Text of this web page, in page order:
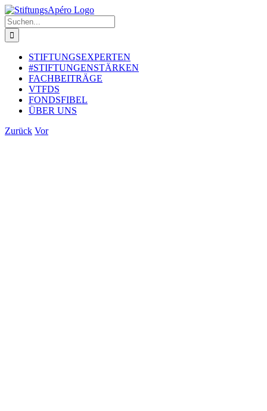
Zum
Inhalt
springen
Suche
nach:
STIFTUNGSEXPERTEN
#STIFTUNGENSTÄRKEN
FACHBEITRÄGE
VTFDS
FONDSFIBEL
ÜBER UNS
Zurück Vor